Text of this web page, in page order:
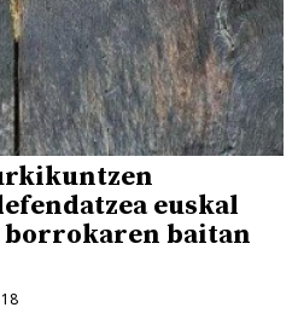
euskal
borrokaren baitan